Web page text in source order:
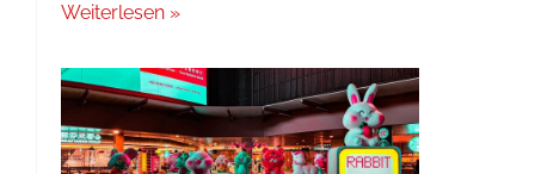
Weiterlesen »